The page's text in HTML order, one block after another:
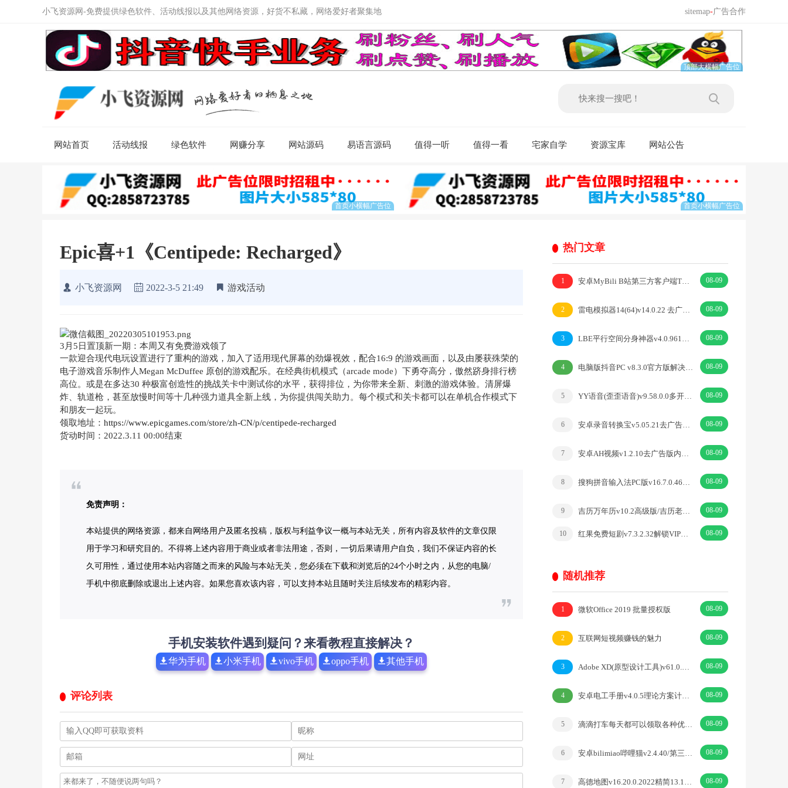
小飞资源网-免费提供绿色软件、活动线报以及其他网络资源，好货不私藏，网络爱好者聚集地 sitemap-广告合作
网站首页 活动线报 绿色软件 网赚分享 网站源码 易语言源码 值得一听 值得一看 宅家自学 资源宝库 网站公告
Epic喜+1《Centipede: Recharged》
小飞资源网 2022-3-5 21:49 游戏活动
3月5日置顶新一期：本周又有免费游戏领了
一款迎合现代电玩设置进行了重构的游戏，加入了适用现代屏幕的劲爆视效，配合16:9 的游戏画面，以及由屡获殊荣的
电子游戏音乐制作人Megan McDuffee 原创的游戏配乐。在经典街机模式（arcade mode）下勇夺高分，傲然跻身排行榜
高位。或是在多达30 种极富创造性的挑战关卡中测试你的水平，获得排位，为你带来全新、刺激的游戏体验。清屏爆
炸、轨道枪，甚至放慢时间等十几种强力道具全新上线，为你提供闯关助力。每个模式和关卡都可以在单机合作模式下
和朋友一起玩。
领取地址： https://www.epicgames.com/store/zh-CN/p/centipede-recharged
货动时间：2022.3.11 00:00结束
免责声明：
本站提供的网络资源，都来自网络用户及匿名投稿，版权与利益争议一概与本站无关，所有内容及软件的文章仅限
用于学习和研究目的。不得将上述内容用于商业或者非法用途，否则，一切后果请用户自负，我们不保证内容的长
久可用性，通过使用本站内容随之而来的风险与本站无关，您必须在下载和浏览后的24个小时之内，从您的电脑/
手机中彻底删除或退出上述内容。如果您喜欢该内容，可以支持本站且随时关注后续发布的精彩内容。
手机安装软件遇到疑问？来看教程直接解决？
华为手机 小米手机 vivo手机 oppo手机 其他手机
评论列表
热门文章
1 安卓MyBili B站第三方客户端TV版v1.6.9 08-09
2 雷电模拟器14(64)v14.0.22 去广告绿色纯净版 08-09
3 LBE平行空间分身神器v4.0.9612解锁vip专业版 08-09
4 电脑版抖音PC v8.3.0官方版解决网页切换烦恼 08-09
5 YY语音(歪歪语音)v9.58.0.0多开去广告绿色版 08-09
6 安卓录音转换宝v5.05.21去广告开心版 08-09
7 安卓AH视频v1.2.10去广告版内置丰富优质源 08-09
8 搜狗拼音输入法PC版v16.7.0.4673精简优化版 08-09
9 吉历万年历v10.2高级版/吉历老黄历吉日择日宜忌 08-09
10 红果免费短剧v7.3.2.32解锁VIP会员版热门短剧 08-09
随机推荐
1 微软Office 2019 批量授权版 08-09
2 互联网短视频赚钱的魅力 08-09
3 Adobe XD(原型设计工具)v61.0.12.1特别版 08-09
4 安卓电工手册v4.0.5理论方案计算器高级版 08-09
5 滴滴打车每天都可以领取各种优惠券合集 08-09
6 安卓bilimiao哔哩猫v2.4.40/第三方增强功能版 08-09
7 高德地图v16.20.0.2022精简13.18.0.2039正式版 08-09